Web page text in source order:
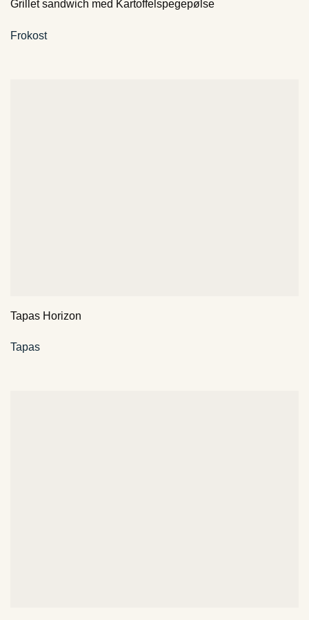
Grillet sandwich med Kartoffelspegepølse
Frokost
Tapas Horizon
Tapas